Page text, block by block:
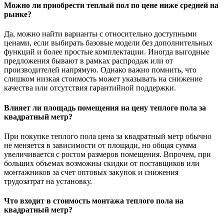
Можно ли приобрести теплый пол по цене ниже средней на
рынке?
Да, можно найти варианты с относительно доступными
ценами, если выбирать базовые модели без дополнительных
функций и более простые комплектации. Иногда выгодные
предложения бывают в рамках распродаж или от
производителей напрямую. Однако важно помнить, что
слишком низкая стоимость может указывать на снижение
качества или отсутствия гарантийной поддержки.
Влияет ли площадь помещения на цену теплого пола за
квадратный метр?
При покупке теплого пола цена за квадратный метр обычно
не меняется в зависимости от площади, но общая сумма
увеличивается с ростом размеров помещения. Впрочем, при
больших объемах возможны скидки от поставщиков или
монтажников за счет оптовых закупок и снижения
трудозатрат на установку.
Что входит в стоимость монтажа теплого пола на
квадратный метр?